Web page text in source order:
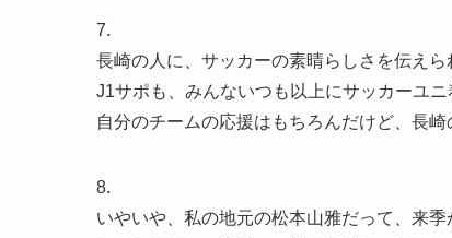
7.
長崎の人に、サッカーの素晴らしさを伝え
J1サポも、みんないつも以上にサッカーユ
自分のチームの応援はもちろんだけど、長
8.
いやいや、私の地元の松本山雅だって、来